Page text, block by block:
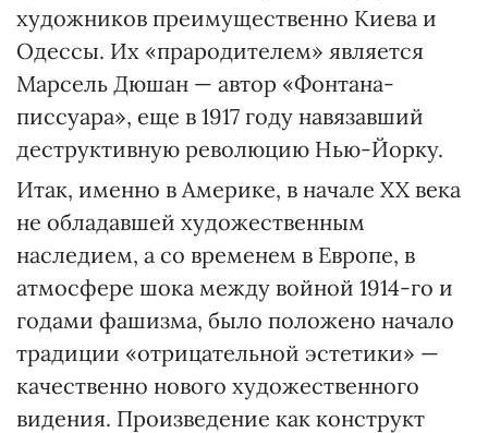
художников преимущественно Киева и
Одессы. Их «прародителем» является
Марсель Дюшан — автор «Фонтана-
писсуара», еще в 1917 году навязавший
деструктивную революцию Нью-Йорку.
Итак, именно в Америке, в начале XX века
не обладавшей художественным
наследием, а со временем в Европе, в
атмосфере шока между войной 1914-го и
годами фашизма, было положено начало
традиции «отрицательной эстетики» —
качественно нового художественного
видения. Произведение как конструкт